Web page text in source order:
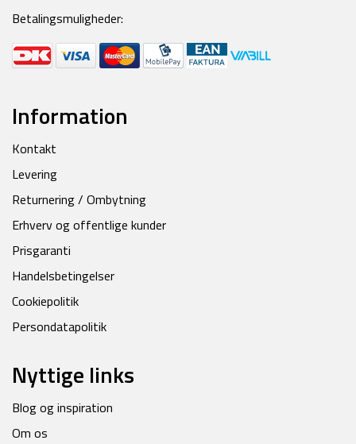
Betalingsmuligheder:
Information
Kontakt
Levering
Returnering / Ombytning
Erhverv og offentlige kunder
Prisgaranti
Handelsbetingelser
Cookiepolitik
Persondatapolitik
Nyttige links
Blog og inspiration
Om os